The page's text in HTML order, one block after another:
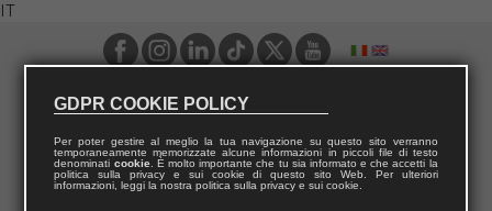
IT
GDPR COOKIE POLICY
Per poter gestire al meglio la tua navigazione su questo sito verranno
temporaneamente memorizzate alcune informazioni in piccoli file di testo
denominati cookie. È molto importante che tu sia informato e che accetti la
politica sulla privacy e sui cookie di questo sito Web. Per ulteriori
informazioni, leggi la nostra politica sulla privacy e sui cookie.